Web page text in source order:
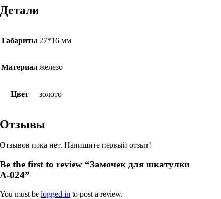
Детали
Габариты 27*16 мм
Материал железо
Цвет золото
Отзывы
Отзывов пока нет. Напишите первый отзыв!
Be the first to review “Замочек для шкатулки
А-024”
You must be logged in to post a review.